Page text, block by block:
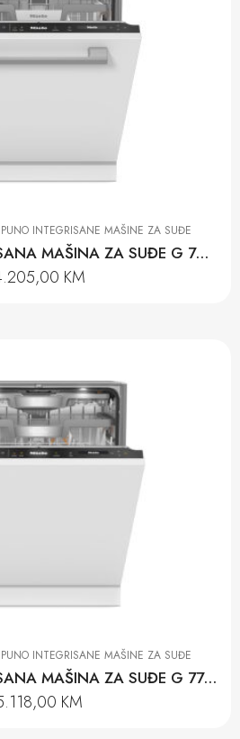
INTEGRISANE MAŠINE ZA SUĐE
POTPUNO INTEGRISANA MAŠINA ZA SUĐE G 7658 SCVI XXL AUTODOS
KM
INTEGRISANE MAŠINE ZA SUĐE
POTPUNO INTEGRISANA MAŠINA ZA SUĐE G 7790 SCVi AUTODOS K2O
KM